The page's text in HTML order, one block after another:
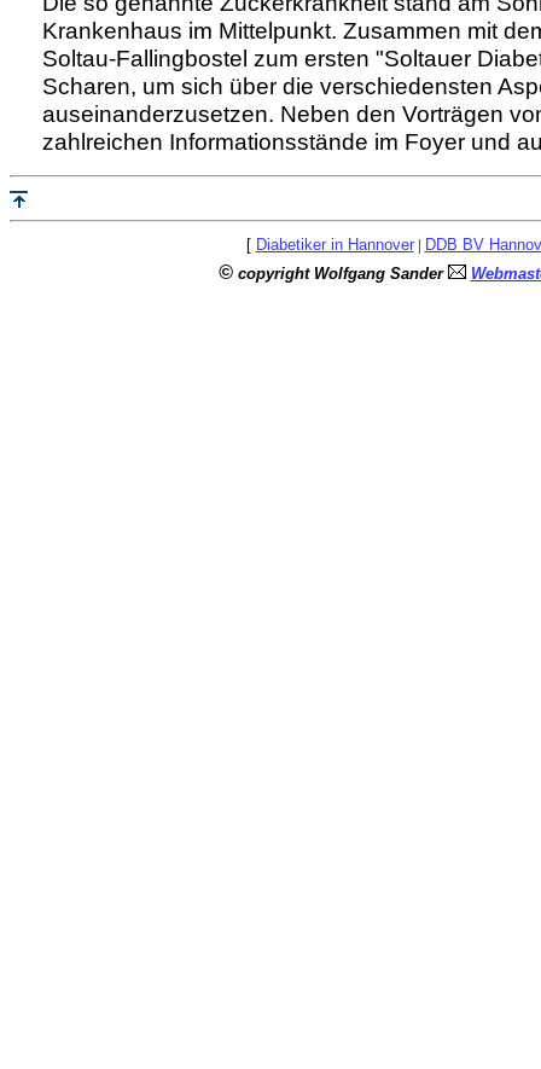
Krankenhaus im Mittelpunkt. Zusammen mit
Soltau-Fallingbostel zum ersten "Soltauer
Scharen, um sich über die verschiedensten
auseinanderzusetzen. Neben den Vorträgen
zahlreichen Informationsstände im Foyer und
[ Diabetiker in Hannover| DDB BV
©copyright Wolfgang Sander